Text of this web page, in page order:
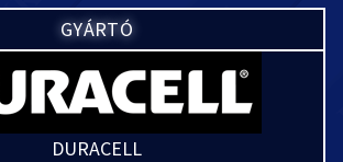
GYÁRTÓ
DURACELL